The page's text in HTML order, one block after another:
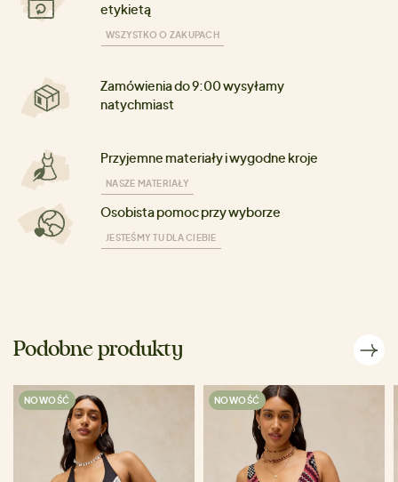
etykietą
WSZYSTKO O ZAKUPACH
Zamówienia do 9:00 wysyłamy
natychmiast
Przyjemne materiały i wygodne kroje
NASZE MATERIAŁY
Osobista pomoc przy wyborze
JESTEŚMY TU DLA CIEBIE
Podobne produkty
NOWOŚĆ NOWOŚĆ